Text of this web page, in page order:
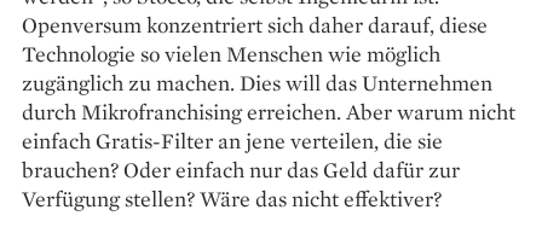
Openversum konzentriert sich daher darauf, diese
Technologie so vielen Menschen wie möglich
zugänglich zu machen. Dies will das Unternehmen
durch Mikro­franchising erreichen. Aber warum nicht
ein­fach Gratis-Filter an jene verteilen, die sie
brauchen? Oder einfach nur das Geld dafür zur
Verfügung stellen? Wäre das nicht effektiver?